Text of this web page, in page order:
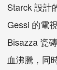
Starck 設計
Gessi 的電
Bisazza 瓷
血沸騰，同